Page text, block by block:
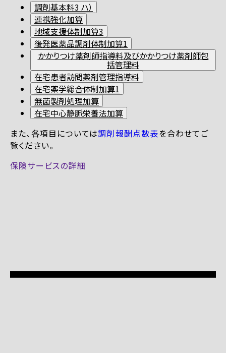
調剤基本料3 ハ）
連携強化加算
地域支援体制加算3
後発医薬品調剤体制加算1
かかりつけ薬剤師指導料及びかかりつけ薬剤師包
括管理料
在宅患者訪問薬剤管理指導料
在宅薬学総合体制加算1
無菌製剤処理加算
在宅中心静脈栄養法加算
また、各項目については調剤報酬点数表を合わせてご
覧ください。
保険サービスの詳細